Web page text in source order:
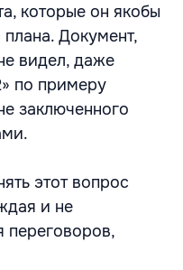
которые он якобы
Документ,
видел, даже
по примеру
заключенного
этот вопрос
и не
переговоров,